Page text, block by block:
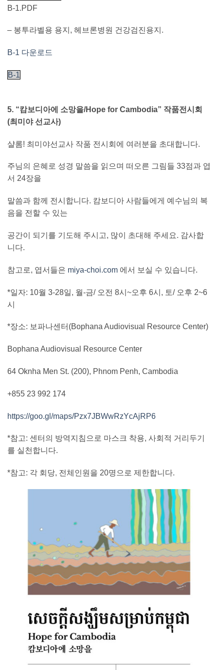
B-1.PDF
– 봉투라벨용 용지, 헤브론병원 건강검진용지.
B-1 다운로드
B-1
5. “캄보디아에 소망을/Hope for Cambodia” 작품전시회
(최미야 선교사)
샬롬! 최미야선교사 작품 전시회에 여러분을 초대합니다.
주님의 은혜로 성경 말씀을 읽으며 떠오른 그림들 33점과 엽
서 24장을
말씀과 함께 전시합니다. 캄보디아 사람들에게 예수님의 복
음을 전할 수 있는
공간이 되기를 기도해 주시고, 많이 초대해 주세요. 감사합
니다.
참고로, 엽서들은 miya-choi.com 에서 보실 수 있습니다.
*일자: 10월 3-28일, 월-금/ 오전 8시~오후 6시, 토/ 오후 2~6
시
*장소: 보파나센터(Bophana Audiovisual Resource Center)
Bophana Audiovisual Resource Center
64 Oknha Men St. (200), Phnom Penh, Cambodia
+855 23 992 174
https://goo.gl/maps/Pzx7JBWwRzYcAjRP6
*참고: 센터의 방역지침으로 마스크 착용, 사회적 거리두기
를 실천합니다.
*참고: 각 회당, 전체인원을 20명으로 제한합니다.